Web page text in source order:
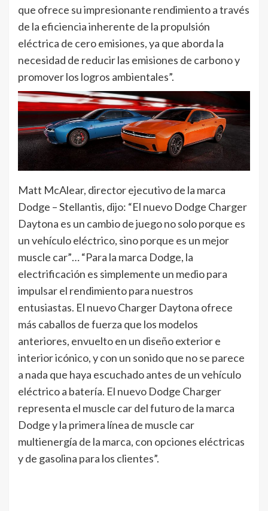
que ofrece su impresionante rendimiento a través
de la eficiencia inherente de la propulsión
eléctrica de cero emisiones, ya que aborda la
necesidad de reducir las emisiones de carbono y
promover los logros ambientales”.
Matt McAlear, director ejecutivo de la marca
Dodge – Stellantis, dijo: “El nuevo Dodge Charger
Daytona es un cambio de juego no solo porque es
un vehículo eléctrico, sino porque es un mejor
muscle car”… “Para la marca Dodge, la
electrificación es simplemente un medio para
impulsar el rendimiento para nuestros
entusiastas. El nuevo Charger Daytona ofrece
más caballos de fuerza que los modelos
anteriores, envuelto en un diseño exterior e
interior icónico, y con un sonido que no se parece
a nada que haya escuchado antes de un vehículo
eléctrico a batería. El nuevo Dodge Charger
representa el muscle car del futuro de la marca
Dodge y la primera línea de muscle car
multienergía de la marca, con opciones eléctricas
y de gasolina para los clientes”.